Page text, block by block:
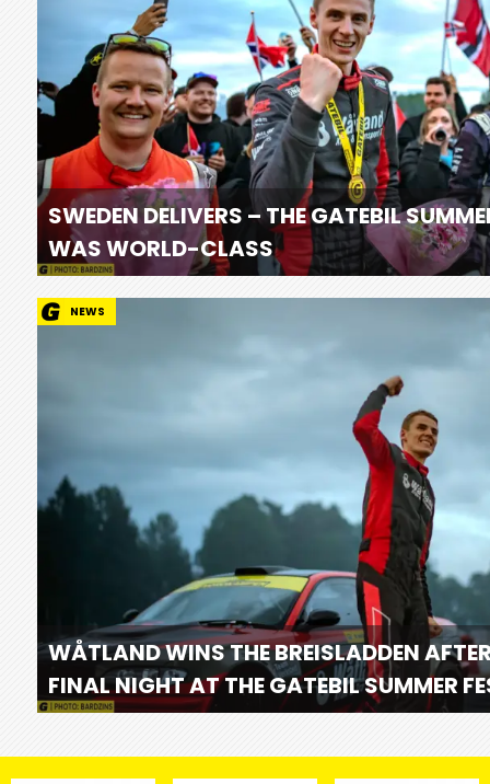
SWEDEN DELIVERS – THE GATEBIL
WAS WORLD-CLASS
NEWS
WÅTLAND WINS THE BREISLADDEN
FINAL NIGHT AT THE GATEBIL SUMMER